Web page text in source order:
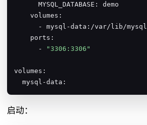
      MYSQL_DATABASE: demo
    volumes:
      - mysql-data:/var/lib/mysql
    ports:
      -
"3306:3306"
volumes:
  mysql-data:
启动：